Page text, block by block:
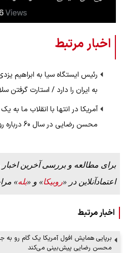
اخبار مرتبط
رئیس ایستگاه سیا به ابراهیم
به ایران را دارد / استارت گرفتن
آمریکا در انتها با انقلاب ما
محسن رضایی در سال 60 درباره روابط ایران و…
برای مطالعه و بررسی آخرین اخبار
اعتمادآنلاین در «روبیکا» و «بله»
اخبار مرتبط
برپایی همایش افول آمریکا یک گام رو
محسن رضایی پیش‌بینی می‌کند